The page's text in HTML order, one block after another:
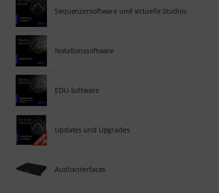
Sequenzersoftware und virtuelle Studios
Notationssoftware
EDU-Software
Updates und Upgrades
Audiointerfaces